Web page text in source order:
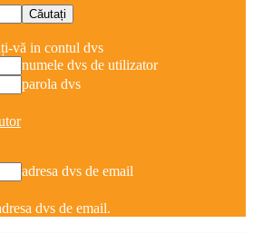
vă in contul dvs
numele dvs de utilizator
parola dvs
adresa dvs de email
dvs de email.